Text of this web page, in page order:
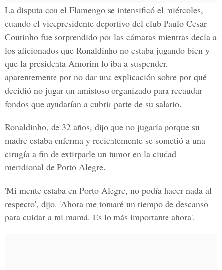
La disputa con el Flamengo se intensificó el miércoles,
cuando el vicepresidente deportivo del club Paulo Cesar
Coutinho fue sorprendido por las cámaras mientras decía a
los aficionados que Ronaldinho no estaba jugando bien y
que la presidenta Amorim lo iba a suspender,
aparentemente por no dar una explicación sobre por qué
decidió no jugar un amistoso organizado para recaudar
fondos que ayudarían a cubrir parte de su salario.
Ronaldinho, de 32 años, dijo que no jugaría porque su
madre estaba enferma y recientemente se sometió a una
cirugía a fin de extirparle un tumor en la ciudad
meridional de Porto Alegre.
'Mi mente estaba en Porto Alegre, no podía hacer nada al
respecto', dijo. 'Ahora me tomaré un tiempo de descanso
para cuidar a mi mamá. Es lo más importante ahora'.